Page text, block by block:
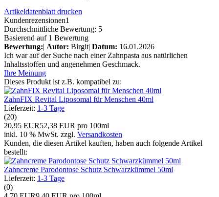
Artikeldatenblatt drucken
Kundenrezensionen1
Durchschnittliche Bewertung: 5
Basierend auf 1 Bewertung
Bewertung:| Autor: Birgit| Datum: 16.01.2026
Ich war auf der Suche nach einer Zahnpasta aus natürlichen
Inhaltsstoffen und angenehmen Geschmack.
Ihre Meinung
Dieses Produkt ist z.B. kompatibel zu:
ZahnFIX Revital Liposomal für Menschen 40ml
Lieferzeit: 1-3 Tage
(20)
20,95 EUR52,38 EUR pro 100ml
inkl. 10 % MwSt. zzgl. Versandkosten
Kunden, die diesen Artikel kauften, haben auch folgende Artikel
bestellt:
Zahncreme Parodontose Schutz Schwarzkümmel 50ml
Lieferzeit: 1-3 Tage
(0)